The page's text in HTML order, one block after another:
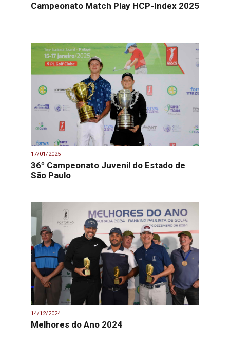
Campeonato Match Play HCP-Index 2025
17/01/2025
36º Campeonato Juvenil do Estado de
São Paulo
14/12/2024
Melhores do Ano 2024